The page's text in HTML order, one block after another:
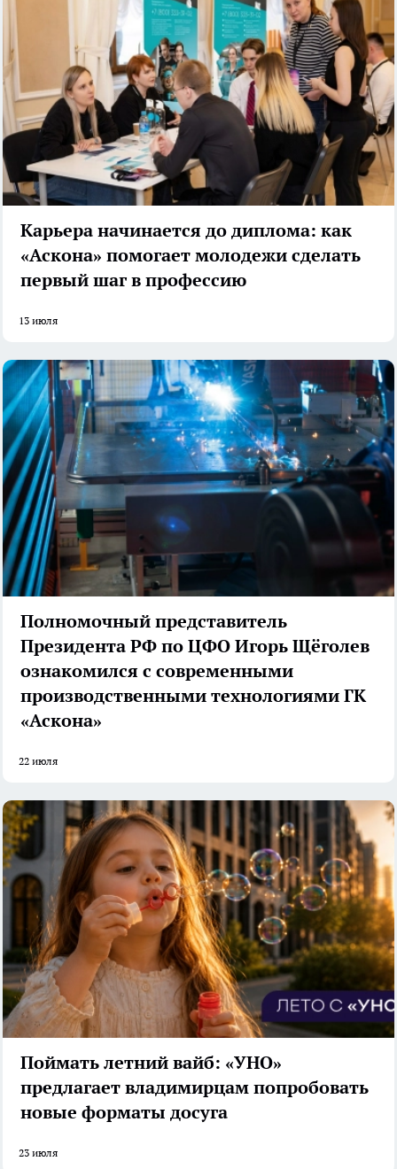
Карьера начинается до диплома: как
«Аскона» помогает молодежи сделать
первый шаг в профессию
13 июля
Полномочный представитель
Президента РФ по ЦФО Игорь Щёголев
ознакомился с современными
производственными технологиями ГК
«Аскона»
22 июля
Поймать летний вайб: «УНО»
предлагает владимирцам попробовать
новые форматы досуга
23 июля